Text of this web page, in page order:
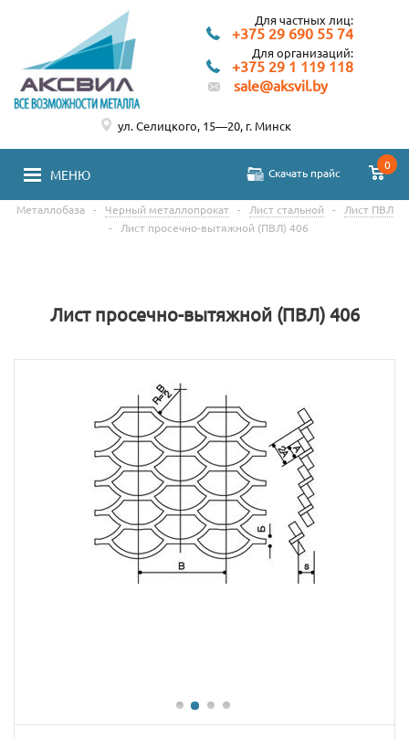
Для частных лиц:
+375 29 690 55 74
Для организаций:
+375 29 1 119 118
sale@aksvil.by
МЕНЮ Скачать прайс
0
ул. Селицкого, 15—20, г. Минск
Металлобаза - Черный металлопрокат - Лист стальной -
Лист ПВЛ
-
Лист просечно-вытяжной (ПВЛ) 406
Лист просечно-вытяжной (ПВЛ) 406